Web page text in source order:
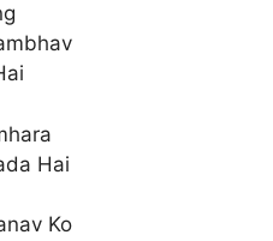
Hai
Ko